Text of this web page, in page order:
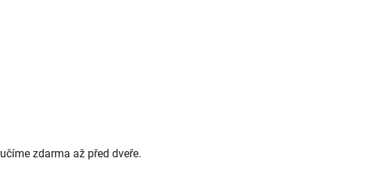
zdarma až před dveře.